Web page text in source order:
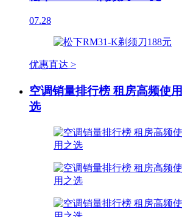
07.28
优惠直达 >
空调销量排行榜 租房高频使
选